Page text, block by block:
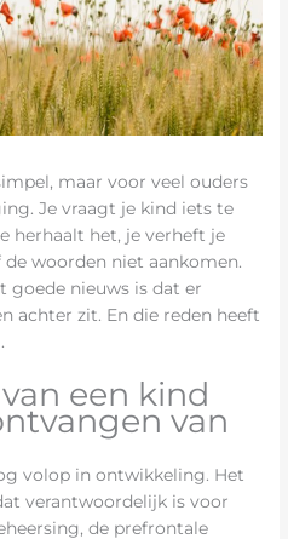
maar voor veel ouders
Je vraagt je kind iets te
herhaalt het, je verheft je
woorden niet aankomen.
goede nieuws is dat er
achter zit. En die reden heeft
een kind
van
volop in ontwikkeling. Het
verantwoordelijk is voor
de prefrontale